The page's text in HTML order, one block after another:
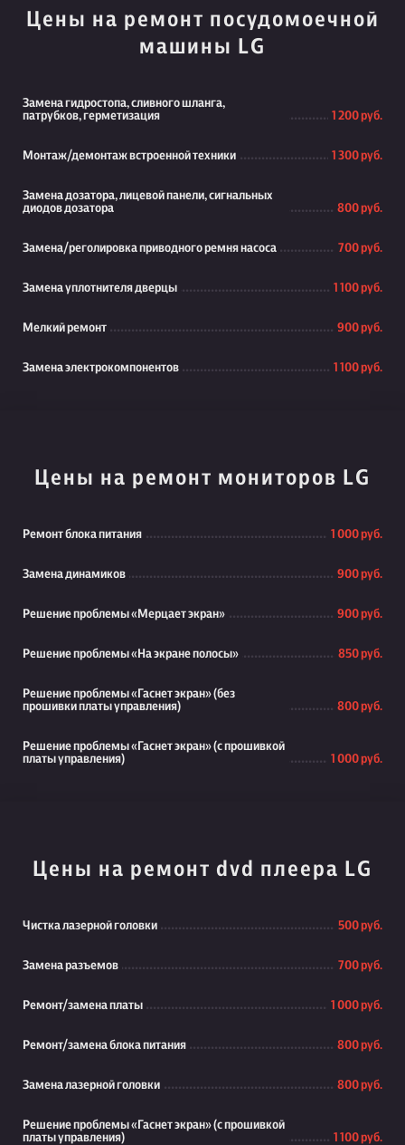
Цены на ремонт посудомоечной
машины LG
Замена гидростопа, сливного шланга,
патрубков, герметизация
1 200 руб.
Монтаж/демонтаж встроенной техники 1 300 руб.
Замена дозатора, лицевой панели, сигнальных
диодов дозатора
800 руб.
Замена/реголировка приводного ремня насоса 700 руб.
Замена уплотнителя дверцы 1 100 руб.
Мелкий ремонт 900 руб.
Замена электрокомпонентов 1 100 руб.
Цены на ремонт мониторов LG
Ремонт блока питания 1 000 руб.
Замена динамиков 900 руб.
Решение проблемы «Мерцает экран» 900 руб.
Решение проблемы «На экране полосы» 850 руб.
Решение проблемы «Гаснет экран» (без
прошивки платы управления)
800 руб.
Решение проблемы «Гаснет экран» (с прошивкой
платы управления)
1 000 руб.
Цены на ремонт dvd плеера LG
Чистка лазерной головки 500 руб.
Замена разъемов 700 руб.
Ремонт/замена платы 1 000 руб.
Ремонт/замена блока питания 800 руб.
Замена лазерной головки 800 руб.
Решение проблемы «Гаснет экран» (с прошивкой
платы управления)
1 100 руб.